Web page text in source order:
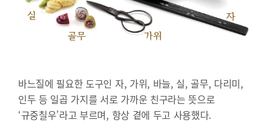
실
골무
가위
자
바느질에 필요한 도구인 자, 가위, 바늘, 실, 골무, 다리미,
인두 등 일곱 가지를 서로 가까운 친구라는 뜻으로
‘규중칠우’라고 부르며, 항상 곁에 두고 사용했다.